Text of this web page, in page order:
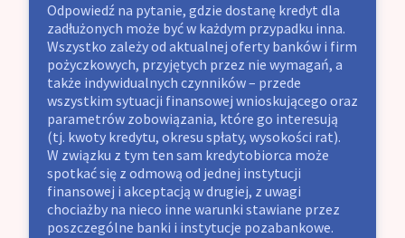
Odpowiedź na pytanie, gdzie dostanę kredyt dla
zadłużonych może być w każdym przypadku inna.
Wszystko zależy od aktualnej oferty banków i firm
pożyczkowych, przyjętych przez nie wymagań, a
także indywidualnych czynników – przede
wszystkim sytuacji finansowej wnioskującego oraz
parametrów zobowiązania, które go interesują
(tj. kwoty kredytu, okresu spłaty, wysokości rat).
W związku z tym ten sam kredytobiorca może
spotkać się z odmową od jednej instytucji
finansowej i akceptacją w drugiej, z uwagi
chociażby na nieco inne warunki stawiane przez
poszczególne banki i instytucje pozabankowe.